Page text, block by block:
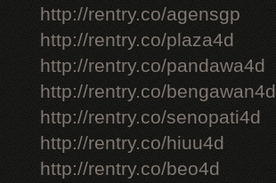
http://rentry.co/agensgp
http://rentry.co/plaza4d
http://rentry.co/pandawa4d
http://rentry.co/bengawan4d
http://rentry.co/senopati4d
http://rentry.co/hiuu4d
http://rentry.co/beo4d